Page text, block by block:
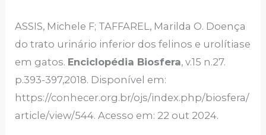
ASSIS, Michele F; TAFFAREL, Marilda O. Doença
do trato urinário inferior dos felinos e urolítiase
em gatos. Enciclopédia Biosfera, v.15 n.27.
p.393-397,2018. Disponível em:
https://conhecer.org.br/ojs/index.php/biosfera/
article/view/544. Acesso em: 22 out 2024.